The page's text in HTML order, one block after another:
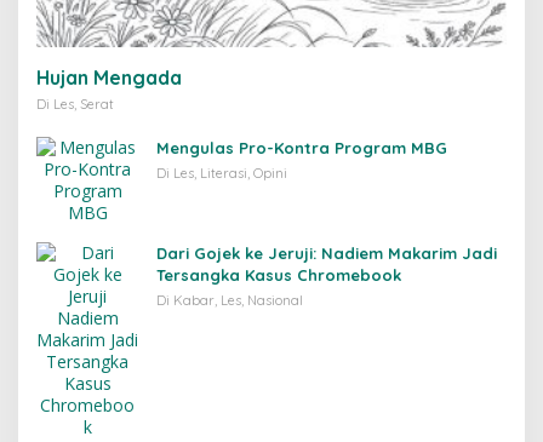
Hujan Mengada
Di Les, Serat
Mengulas Pro-Kontra Program MBG
Di Les, Literasi, Opini
Dari Gojek ke Jeruji: Nadiem Makarim Jadi
Tersangka Kasus Chromebook
Di Kabar, Les, Nasional